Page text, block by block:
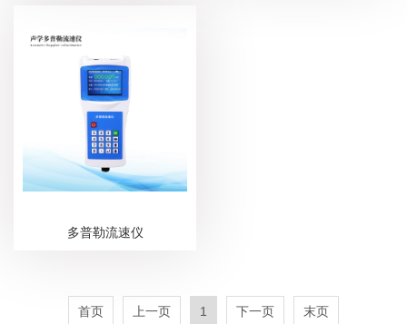
多普勒流速仪
首页 上一页 1 下一页 末页